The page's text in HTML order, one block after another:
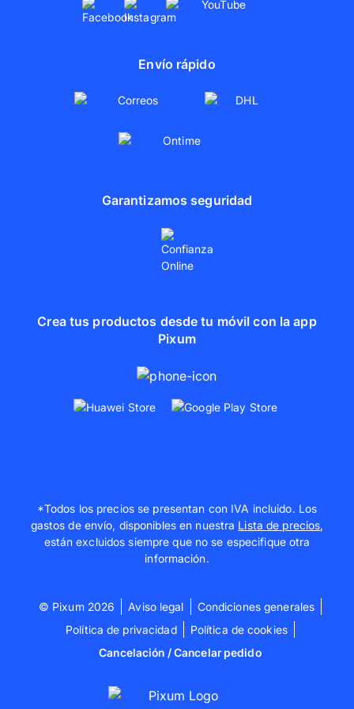
Envío rápido
Garantizamos seguridad
Crea tus productos desde tu móvil con la app
Pixum
*Todos los precios se presentan con IVA incluido. Los
gastos de envío, disponibles en nuestra Lista de precios,
están excluidos siempre que no se especifique otra
información.
© Pixum 2026 Aviso legal
Condiciones generales
Política de privacidad
Política de cookies
Cancelación / Cancelar pedido